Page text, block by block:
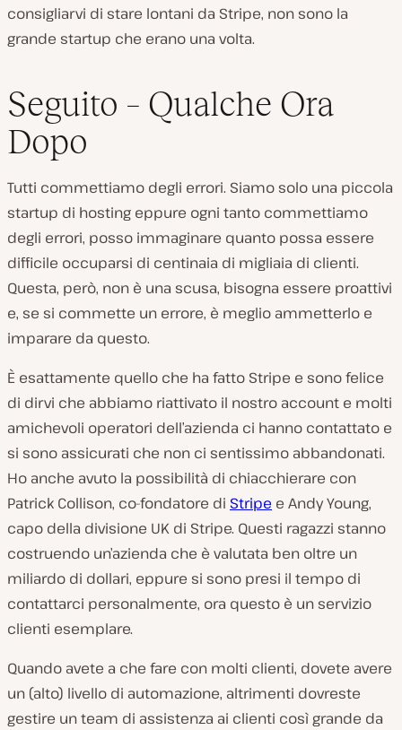
consigliarvi di stare lontani da Stripe, non sono la
grande startup che erano una volta.
Seguito – Qualche Ora
Dopo
Tutti commettiamo degli errori. Siamo solo una piccola
startup di hosting eppure ogni tanto commettiamo
degli errori, posso immaginare quanto possa essere
difficile occuparsi di centinaia di migliaia di clienti.
Questa, però, non è una scusa, bisogna essere proattivi
e, se si commette un errore, è meglio ammetterlo e
imparare da questo.
È esattamente quello che ha fatto Stripe e sono felice
di dirvi che abbiamo riattivato il nostro account e molti
amichevoli operatori dell’azienda ci hanno contattato e
si sono assicurati che non ci sentissimo abbandonati.
Ho anche avuto la possibilità di chiacchierare con
Patrick Collison, co-fondatore di Stripe e Andy Young,
capo della divisione UK di Stripe. Questi ragazzi stanno
costruendo un’azienda che è valutata ben oltre un
miliardo di dollari, eppure si sono presi il tempo di
contattarci personalmente, ora questo è un servizio
clienti esemplare.
Quando avete a che fare con molti clienti, dovete avere
un (alto) livello di automazione, altrimenti dovreste
gestire un team di assistenza ai clienti così grande da